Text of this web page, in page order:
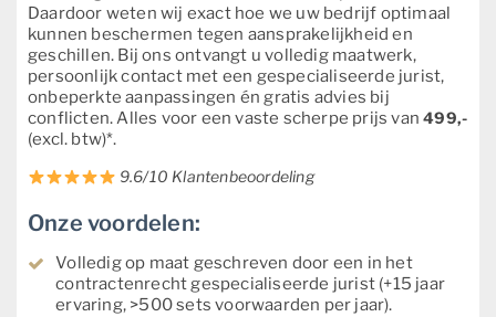
Daardoor weten wij exact hoe we uw bedrijf optimaal
kunnen beschermen tegen aansprakelijkheid en
geschillen. Bij ons ontvangt u volledig maatwerk,
persoonlijk contact met een gespecialiseerde jurist,
onbeperkte aanpassingen én gratis advies bij
conflicten. Alles voor een vaste scherpe prijs van499,-
(excl. btw)*.
9.6/10 Klantenbeoordeling
Onze voordelen:
Volledig op maat geschreven door een in het
contractenrecht gespecialiseerde jurist (+15 jaar
ervaring, >500 sets voorwaarden per jaar).